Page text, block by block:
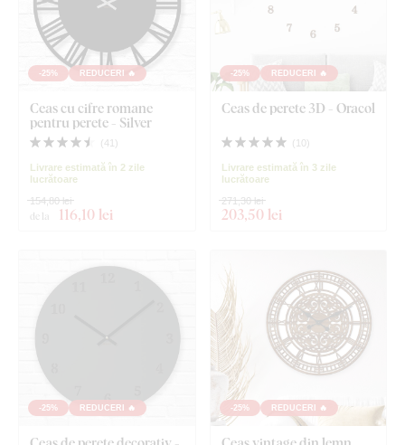
-25% REDUCERI 🔥
Ceas cu cifre romane
pentru perete - Silver
( 41 )
Livrare estimată în 2 zile
lucrătoare
de la 116,10 lei
154,80 lei
-25% REDUCERI 🔥
Ceas de perete 3D - Oracol
( 10)
Livrare estimată în 3 zile
lucrătoare
203,50 lei
271,30 lei
-25% REDUCERI 🔥 -25% REDUCERI 🔥